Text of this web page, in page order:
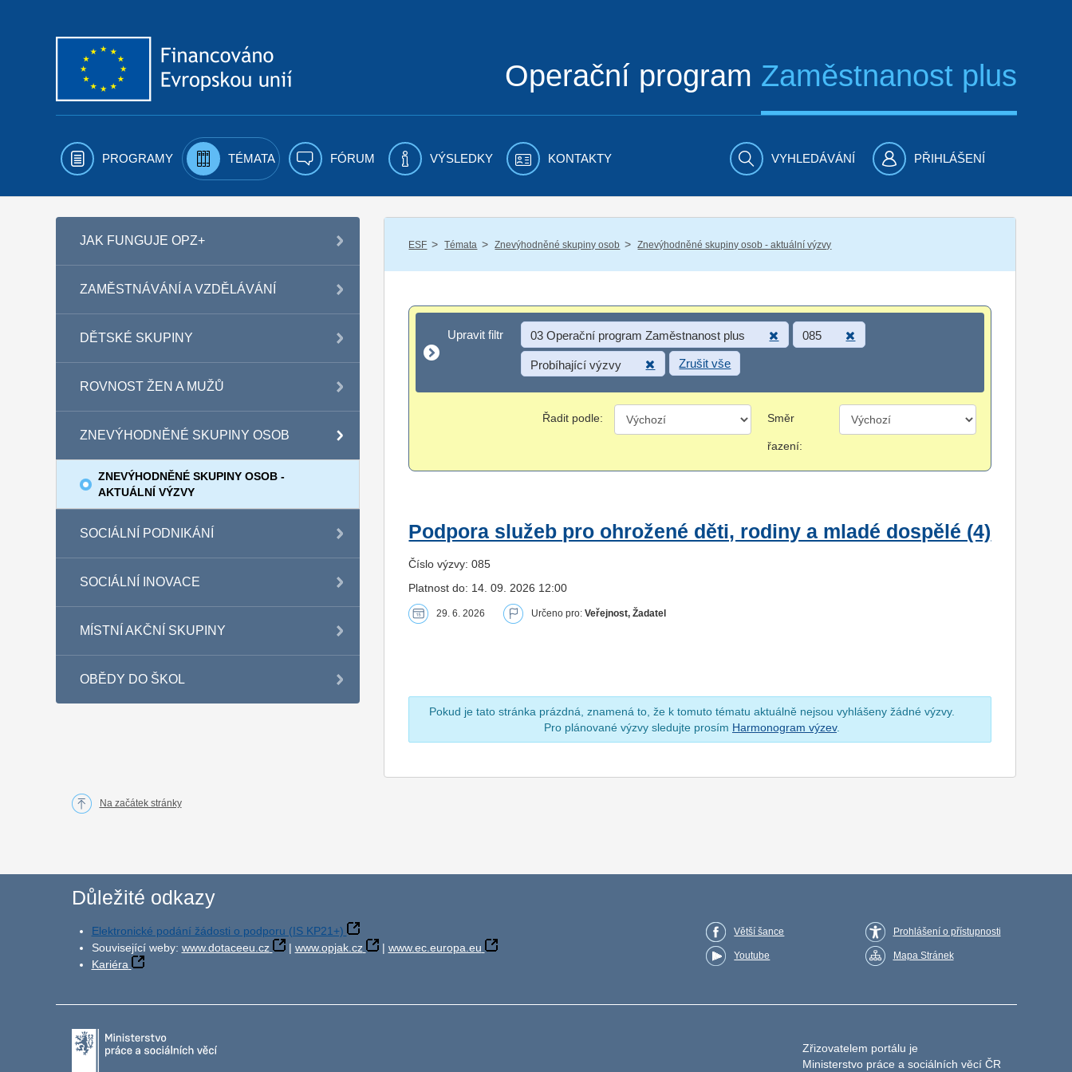
Operační program Zaměstnanost plus
PROGRAMY TÉMATA FÓRUM VÝSLEDKY KONTAKTY VYHLEDÁVÁNÍ PŘIHLÁŠENÍ
JAK FUNGUJE OPZ+
ZAMĚSTNÁVÁNÍ A VZDĚLÁVÁNÍ
DĚTSKÉ SKUPINY
ROVNOST ŽEN A MUŽŮ
ZNEVÝHODNĚNÉ SKUPINY OSOB
ZNEVÝHODNĚNÉ SKUPINY OSOB -
AKTUÁLNÍ VÝZVY
SOCIÁLNÍ PODNIKÁNÍ
SOCIÁLNÍ INOVACE
MÍSTNÍ AKČNÍ SKUPINY
OBĚDY DO ŠKOL
ESF / Témata / Znevýhodněné skupiny osob / Znevýhodněné skupiny osob - aktuální výzvy
Upravit filtr
Upravit filtr 03 Operační program Zaměstnanost plus 085
Probíhající výzvy Zrušit vše
Řadit podle: Směr
řazení:
Podpora služeb pro ohrožené děti, rodiny a mladé dospělé (4)
Číslo výzvy: 085
Platnost do: 14. 09. 2026 12:00
29. 6. 2026 Určeno pro:Veřejnost, Žadatel
Pokud je tato stránka prázdná, znamená to, že k tomuto tématu aktuálně nejsou vyhlášeny žádné výzvy.
Pro plánované výzvy sledujte prosím Harmonogram výzev.
Na začátek stránky
Důležité odkazy
Elektronické podání žádosti o podporu (IS KP21+)
Související weby: www.dotaceeu.cz | www.opjak.cz | www.ec.europa.eu
Kariéra
Větší šance
Youtube
Prohlášení o přístupnosti
Mapa Stránek
Zřizovatelem portálu je
Ministerstvo práce a sociálních věcí ČR